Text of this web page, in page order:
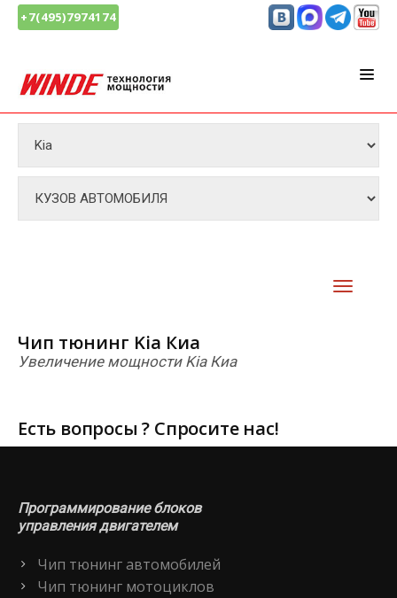
+7(495)7974174
Чип тюнинг Kia Киа
Увеличение мощности Kia Киа
Есть вопросы ? Спросите нас!
Программирование блоков
управления двигателем
Чип тюнинг автомобилей
Чип тюнинг мотоциклов